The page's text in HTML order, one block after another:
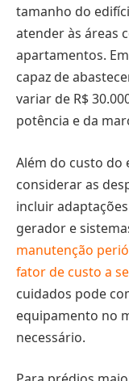
tamanho do
atender às áreas
apartamentos.
capaz de
variar de R$
potência e da
Além do custo
considerar as
incluir
gerador e
manutenção
fator de custo a
cuidados pode
equipamento no
necessário.